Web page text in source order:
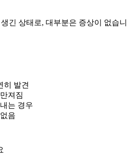
긴 상태로, 대부분은 증상이 없습니
히 발견
져짐
는 경우
음